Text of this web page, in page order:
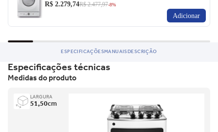
R$ 2.279,74R$ 2.477,97-8%
Adicionar
ESPECIFICAÇÕESMANUAISDESCRIÇÃO
Especificações técnicas
Medidas do produto
LARGURA
51,50cm